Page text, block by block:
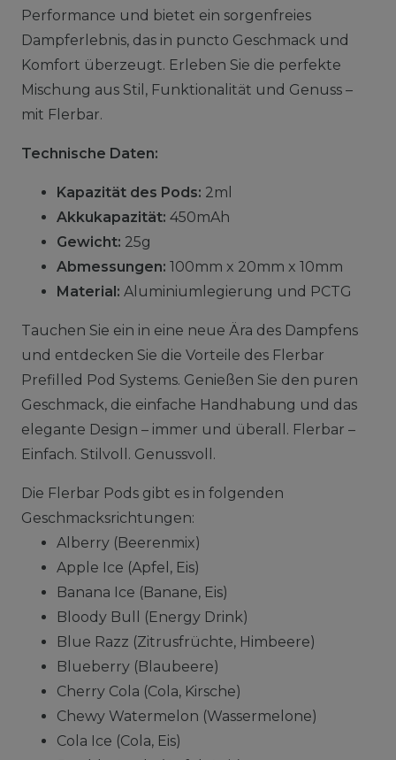
Performance und bietet ein sorgenfreies
Dampferlebnis, das in puncto Geschmack und
Komfort überzeugt. Erleben Sie die perfekte
Mischung aus Stil, Funktionalität und Genuss –
mit Flerbar.
Technische Daten:
Kapazität des Pods: 2ml
Akkukapazität: 450mAh
Gewicht: 25g
Abmessungen: 100mm x 20mm x 10mm
Material: Aluminiumlegierung und PCTG
Tauchen Sie ein in eine neue Ära des Dampfens
und entdecken Sie die Vorteile des Flerbar
Prefilled Pod Systems. Genießen Sie den puren
Geschmack, die einfache Handhabung und das
elegante Design – immer und überall. Flerbar –
Einfach. Stilvoll. Genussvoll.
Die Flerbar Pods gibt es in folgenden
Geschmacksrichtungen:
Alberry (Beerenmix)
Apple Ice (Apfel, Eis)
Banana Ice (Banane, Eis)
Bloody Bull (Energy Drink)
Blue Razz (Zitrusfrüchte, Himbeere)
Blueberry (Blaubeere)
Cherry Cola (Cola, Kirsche)
Chewy Watermelon (Wassermelone)
Cola Ice (Cola, Eis)